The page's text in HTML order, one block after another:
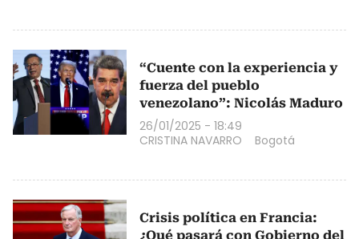
“Cuente con la experiencia y
fuerza del pueblo
venezolano”: Nicolás Maduro
26/01/2025 - 18:49
CRISTINA NAVARRO
Bogotá
Crisis política en Francia:
¿Qué pasará con Gobierno del